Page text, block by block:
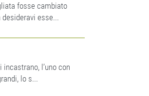
fosse cambiato
esse...
l’uno con
lo s...